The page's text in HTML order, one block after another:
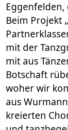
Beim Projekt
mit der
mit aus
Botschaft
woher wir
aus
kreierten